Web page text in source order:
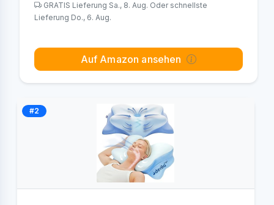
GRATIS Lieferung Sa., 8. Aug. Oder schnellste
Lieferung Do., 6. Aug.
Auf Amazon ansehen
#2